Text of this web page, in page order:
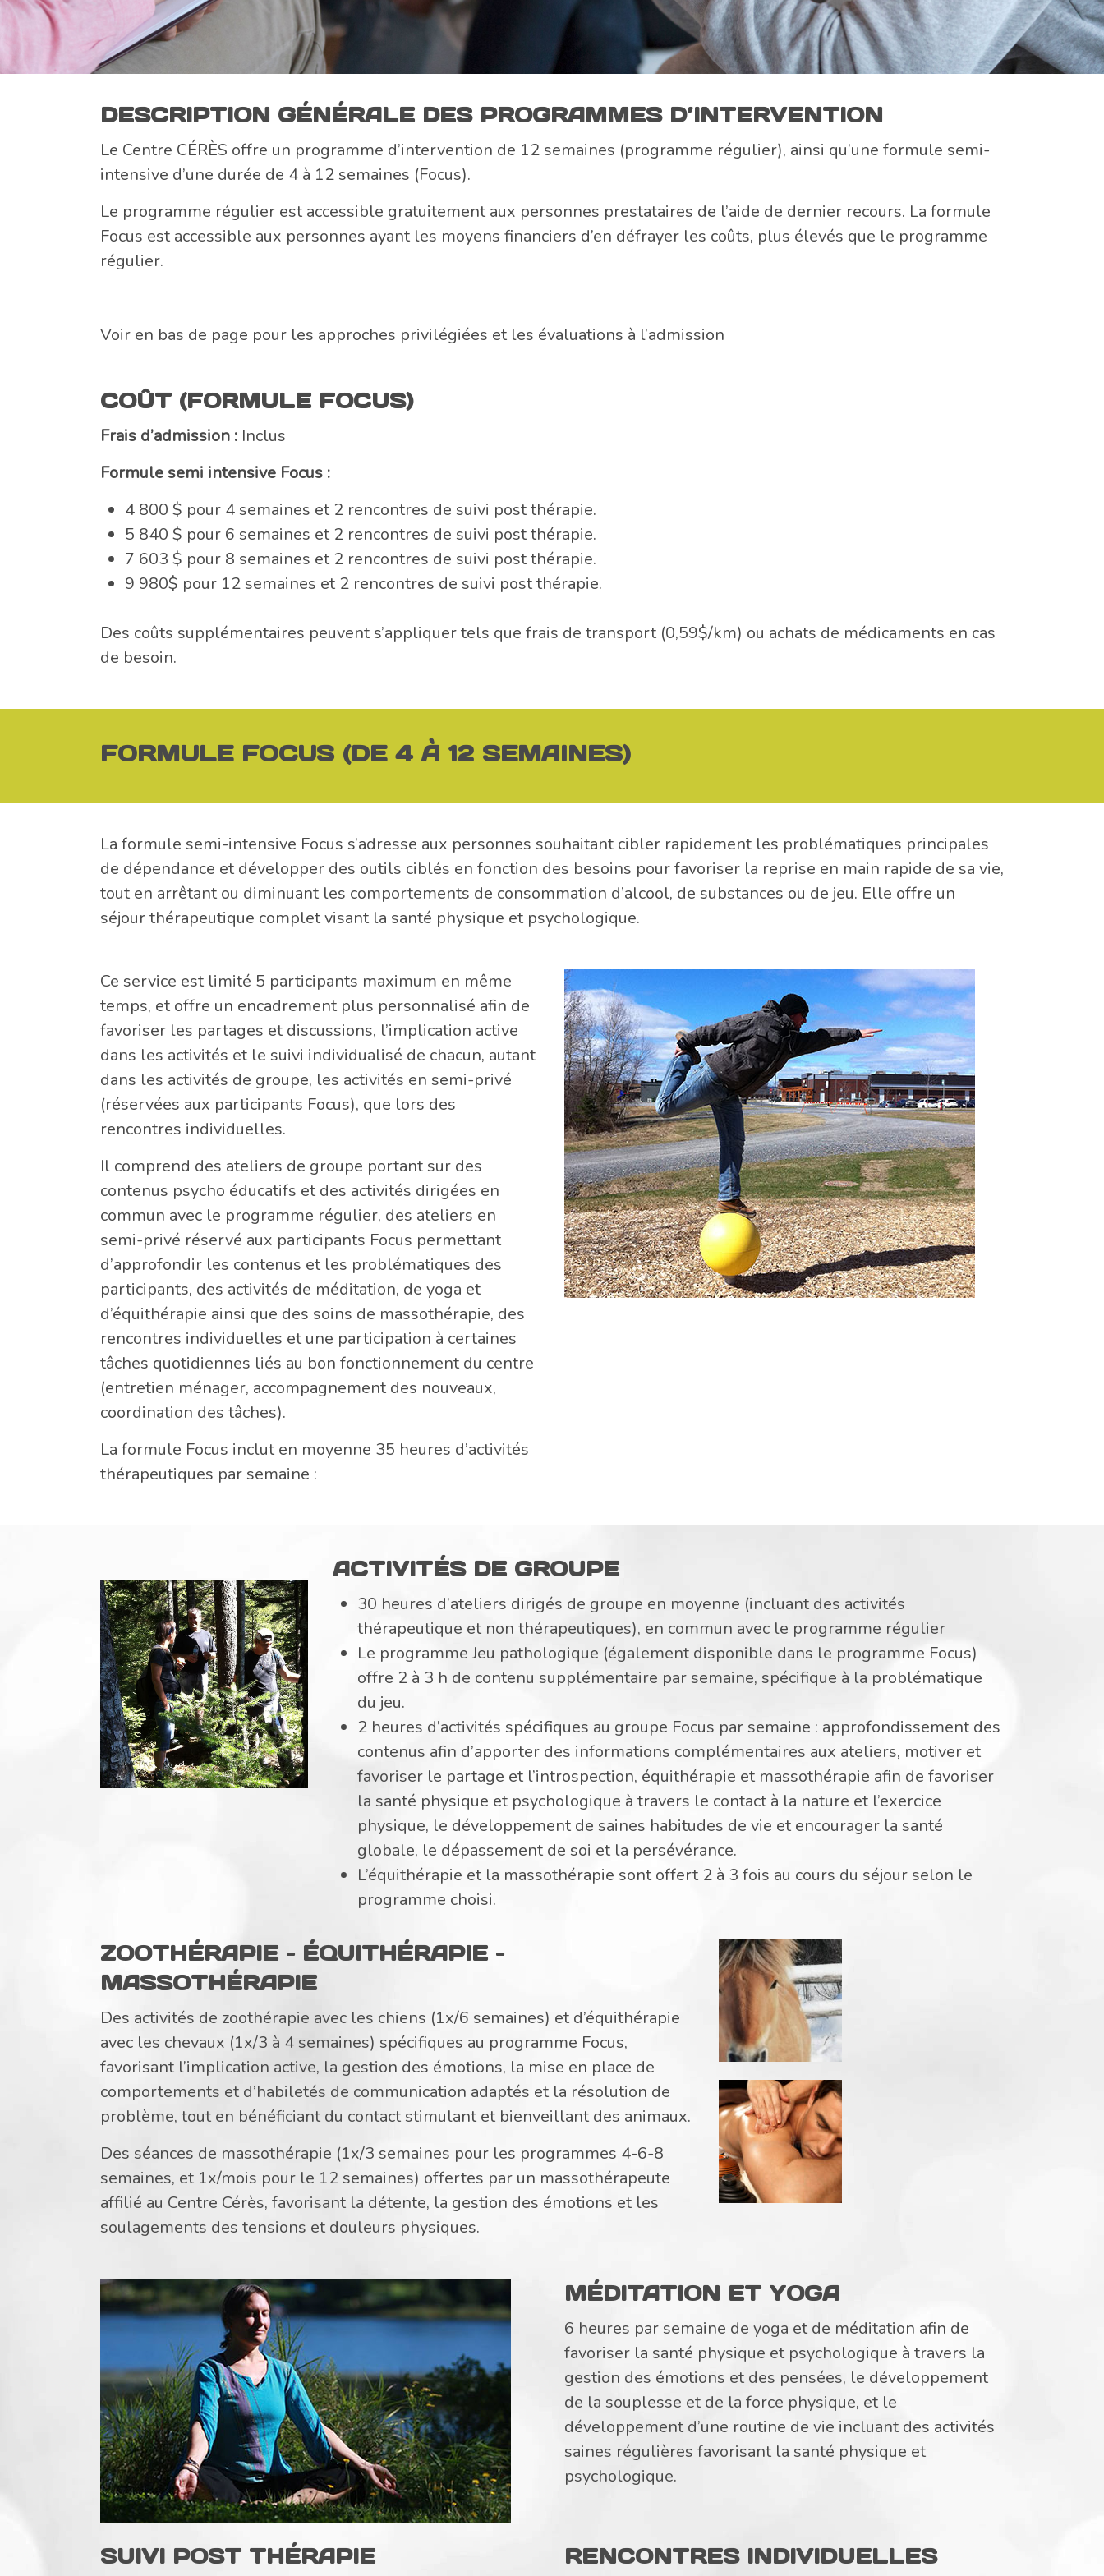
DESCRIPTION GÉNÉRALE DES PROGRAMMES D’INTERVENTION
Le Centre CÉRÈS offre un programme d’intervention de 12 semaines (programme régulier), ainsi qu’une formule semi-
intensive d’une durée de 4 à 12 semaines (Focus).
Le programme régulier est accessible gratuitement aux personnes prestataires de l’aide de dernier recours. La formule
Focus est accessible aux personnes ayant les moyens financiers d’en défrayer les coûts, plus élevés que le programme
régulier.
Voir en bas de page pour les approches privilégiées et les évaluations à l’admission
COÛT (FORMULE FOCUS)
Frais d’admission : Inclus
Formule semi intensive Focus :
4 800 $ pour 4 semaines et 2 rencontres de suivi post thérapie.
5 840 $ pour 6 semaines et 2 rencontres de suivi post thérapie.
7 603 $ pour 8 semaines et 2 rencontres de suivi post thérapie.
9 980$ pour 12 semaines et 2 rencontres de suivi post thérapie.
Des coûts supplémentaires peuvent s’appliquer tels que frais de transport (0,59$/km) ou achats de médicaments en cas
de besoin.
FORMULE FOCUS (DE 4 À 12 SEMAINES)
La formule semi-intensive Focus s’adresse aux personnes souhaitant cibler rapidement les problématiques principales
de dépendance et développer des outils ciblés en fonction des besoins pour favoriser la reprise en main rapide de sa vie,
tout en arrêtant ou diminuant les comportements de consommation d’alcool, de substances ou de jeu. Elle offre un
séjour thérapeutique complet visant la santé physique et psychologique.
Ce service est limité 5 participants maximum en même
temps, et offre un encadrement plus personnalisé afin de
favoriser les partages et discussions, l’implication active
dans les activités et le suivi individualisé de chacun, autant
dans les activités de groupe, les activités en semi-privé
(réservées aux participants Focus), que lors des
rencontres individuelles.
Il comprend des ateliers de groupe portant sur des
contenus psycho éducatifs et des activités dirigées en
commun avec le programme régulier, des ateliers en
semi-privé réservé aux participants Focus permettant
d’approfondir les contenus et les problématiques des
participants, des activités de méditation, de yoga et
d’équithérapie ainsi que des soins de massothérapie, des
rencontres individuelles et une participation à certaines
tâches quotidiennes liés au bon fonctionnement du centre
(entretien ménager, accompagnement des nouveaux,
coordination des tâches).
La formule Focus inclut en moyenne 35 heures d’activités
thérapeutiques par semaine :
ACTIVITÉS DE GROUPE
30 heures d’ateliers dirigés de groupe en moyenne (incluant des activités
thérapeutique et non thérapeutiques), en commun avec le programme régulier
Le programme Jeu pathologique (également disponible dans le programme Focus)
offre 2 à 3 h de contenu supplémentaire par semaine, spécifique à la problématique
du jeu.
2 heures d’activités spécifiques au groupe Focus par semaine : approfondissement des
contenus afin d’apporter des informations complémentaires aux ateliers, motiver et
favoriser le partage et l’introspection, équithérapie et massothérapie afin de favoriser
la santé physique et psychologique à travers le contact à la nature et l’exercice
physique, le développement de saines habitudes de vie et encourager la santé
globale, le dépassement de soi et la persévérance.
L’équithérapie et la massothérapie sont offert 2 à 3 fois au cours du séjour selon le
programme choisi.
ZOOTHÉRAPIE – ÉQUITHÉRAPIE –
MASSOTHÉRAPIE
Des activités de zoothérapie avec les chiens (1x/6 semaines) et d’équithérapie
avec les chevaux (1x/3 à 4 semaines) spécifiques au programme Focus,
favorisant l’implication active, la gestion des émotions, la mise en place de
comportements et d’habiletés de communication adaptés et la résolution de
problème, tout en bénéficiant du contact stimulant et bienveillant des animaux.
Des séances de massothérapie (1x/3 semaines pour les programmes 4-6-8
semaines, et 1x/mois pour le 12 semaines) offertes par un massothérapeute
affilié au Centre Cérès, favorisant la détente, la gestion des émotions et les
soulagements des tensions et douleurs physiques.
MÉDITATION ET YOGA
6 heures par semaine de yoga et de méditation afin de
favoriser la santé physique et psychologique à travers la
gestion des émotions et des pensées, le développement
de la souplesse et de la force physique, et le
développement d’une routine de vie incluant des activités
saines régulières favorisant la santé physique et
psychologique.
SUIVI POST THÉRAPIE RENCONTRES INDIVIDUELLES